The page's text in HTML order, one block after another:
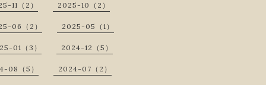
11（2） 2025-10（2）
06（2） 2025-05（1）
01（3） 2024-12（5）
08（5） 2024-07（2）